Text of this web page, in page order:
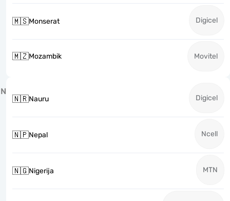
🇲🇸Monserat Digicel
🇲🇿Mozambik Movitel
N
🇳🇷Nauru Digicel
🇳🇵Nepal Ncell
🇳🇬Nigerija MTN